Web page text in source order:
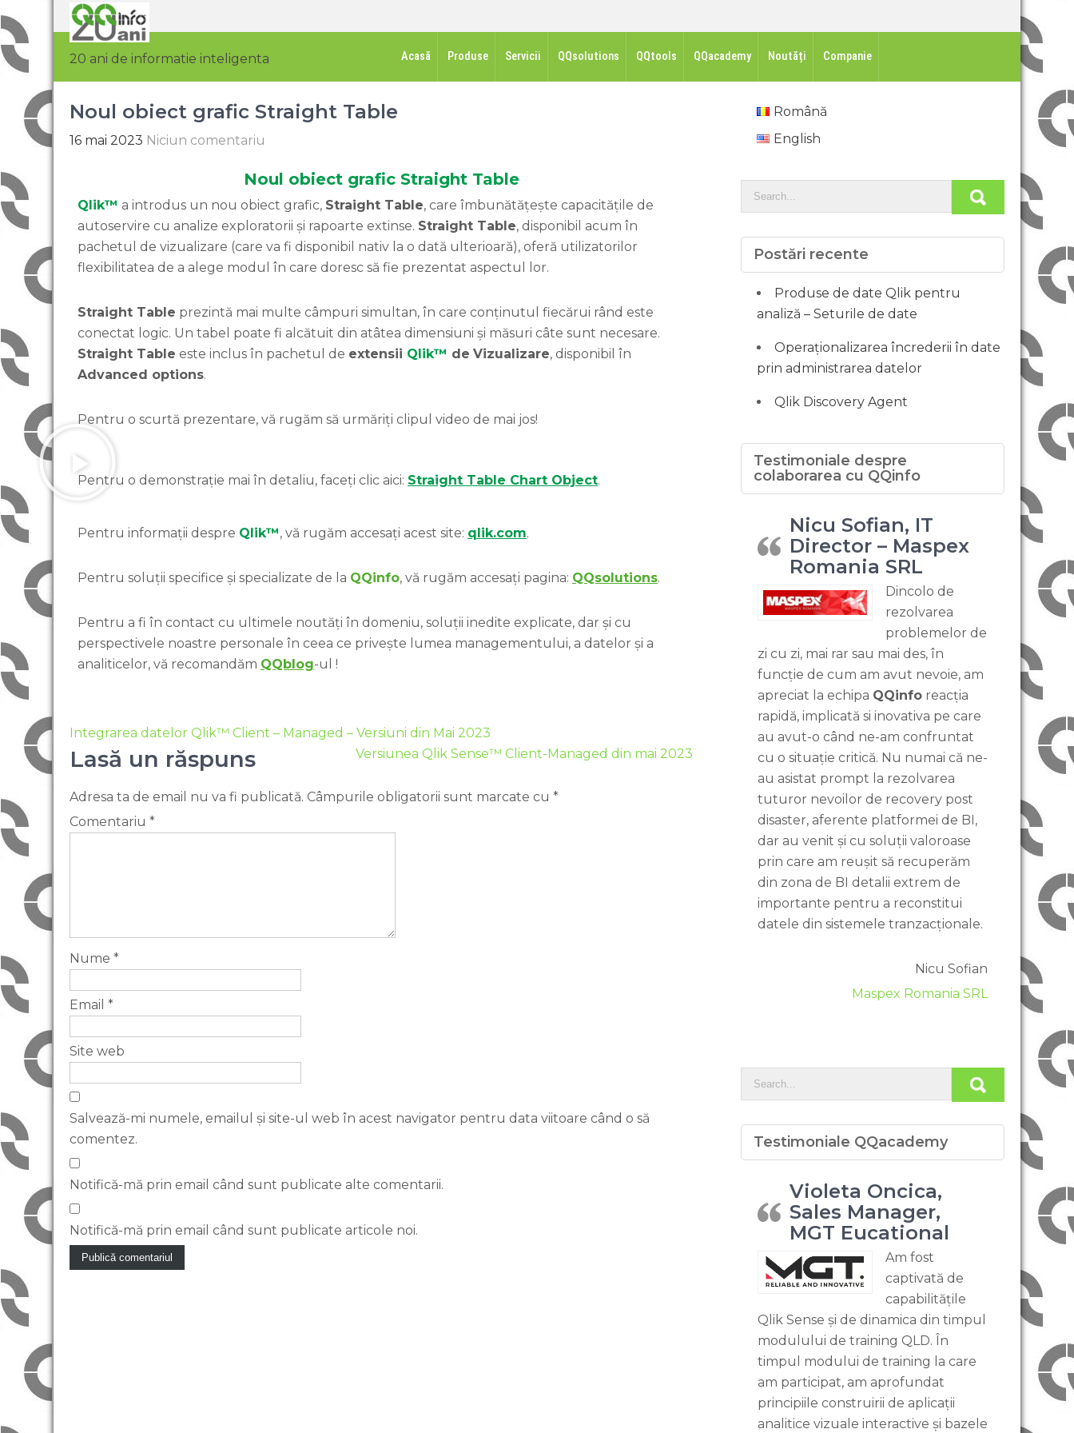
20 ani de informatie inteligenta Acasă Produse Servicii QQsolutions QQtools QQacademy Noutăți Companie
Noul obiect grafic Straight Table
16 mai 2023 Niciun comentariu
Noul obiect grafic Straight Table
Qlik™ a introdus un nou obiect grafic, Straight Table, care îmbunătățește capacitățile de
autoservire cu analize exploratorii și rapoarte extinse. Straight Table, disponibil acum în
pachetul de vizualizare (care va fi disponibil nativ la o dată ulterioară), oferă utilizatorilor
flexibilitatea de a alege modul în care doresc să fie prezentat aspectul lor.
Straight Table prezintă mai multe câmpuri simultan, în care conținutul fiecărui rând este
conectat logic. Un tabel poate fi alcătuit din atâtea dimensiuni și măsuri câte sunt necesare.
Straight Table este inclus în pachetul de extensii Qlik™ de Vizualizare, disponibil în
Advanced options.
Pentru o scurtă prezentare, vă rugăm să urmăriți clipul video de mai jos!
Pentru o demonstrație mai în detaliu, faceți clic aici: Straight Table Chart Object.
Pentru informații despre Qlik™, vă rugăm accesați acest site: qlik.com.
Pentru soluții specifice și specializate de la QQinfo, vă rugăm accesați pagina: QQsolutions.
Pentru a fi în contact cu ultimele noutăți în domeniu, soluții inedite explicate, dar și cu
perspectivele noastre personale în ceea ce privește lumea managementului, a datelor și a
analiticelor, vă recomandăm QQblog-ul !
Integrarea datelor Qlik™ Client – Managed – Versiuni din Mai 2023
Versiunea Qlik Sense™ Client-Managed din mai 2023
Lasă un răspuns
Adresa ta de email nu va fi publicată. Câmpurile obligatorii sunt marcate cu *
Comentariu *
Nume *
Email *
Site web
Salvează-mi numele, emailul și site-ul web în acest navigator pentru data viitoare când o să
comentez.
Notifică-mă prin email când sunt publicate alte comentarii.
Notifică-mă prin email când sunt publicate articole noi.
Română
English
Postări recente
Produse de date Qlik pentru
analiză – Seturile de date
Operaționalizarea încrederii în date
prin administrarea datelor
Qlik Discovery Agent
Testimoniale despre
colaborarea cu QQinfo
Nicu Sofian, IT
Director – Maspex
Romania SRL
Dincolo de
rezolvarea
problemelor de
zi cu zi, mai rar sau mai des, în
funcție de cum am avut nevoie, am
apreciat la echipa QQinfo reacția
rapidă, implicată si inovativa pe care
au avut-o când ne-am confruntat
cu o situație critică. Nu numai că ne-
au asistat prompt la rezolvarea
tuturor nevoilor de recovery post
disaster, aferente platformei de BI,
dar au venit și cu soluții valoroase
prin care am reușit să recuperăm
din zona de BI detalii extrem de
importante pentru a reconstitui
datele din sistemele tranzacționale.
Nicu Sofian
Maspex Romania SRL
Testimoniale QQacademy
Violeta Oncica,
Sales Manager,
MGT Eucational
Am fost
captivată de
capabilitățile
Qlik Sense și de dinamica din timpul
modulului de training QLD. În
timpul modului de training la care
am participat, am aprofundat
principiile construirii de aplicații
analitice vizuale interactive și bazele